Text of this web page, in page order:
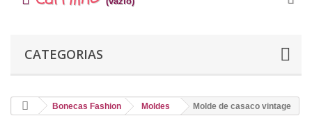
CATEGORIAS
Bonecas Fashion Moldes Molde de casaco vintage